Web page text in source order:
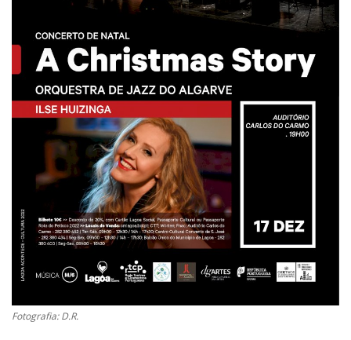
Ficha técnica
Cultura
Lazer
Ambiente
Fotografia: D.R.